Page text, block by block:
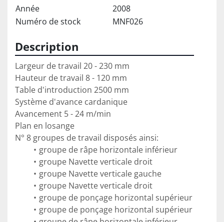
Année
2008
Numéro de stock
MNF026
Description
Largeur de travail 20 - 230 mm
Hauteur de travail 8 - 120 mm
Table d'introduction 2500 mm
Système d'avance cardanique
Avancement 5 - 24 m/min
Plan en losange
N° 8 groupes de travail disposés ainsi:
groupe de râpe horizontale inférieur
groupe Navette verticale droit
groupe Navette verticale gauche
groupe Navette verticale droit
groupe de ponçage horizontal supérieur
groupe de ponçage horizontal supérieur